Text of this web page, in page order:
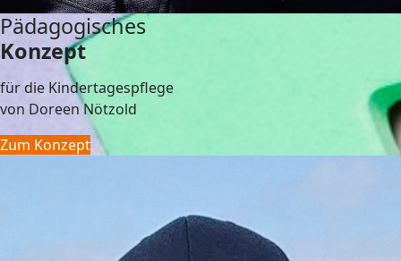
Pädagogisches
Konzept
für die Kindertagespflege
von Doreen Nötzold
Zum Konzept